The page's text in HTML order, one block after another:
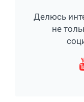
Делюсь
не